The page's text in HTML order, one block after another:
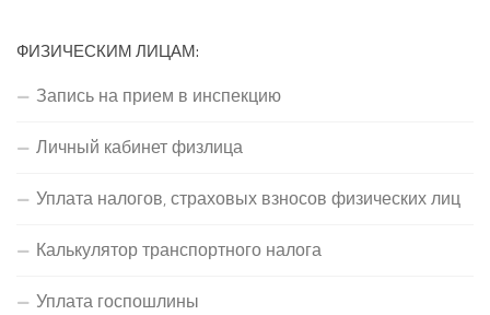
ФИЗИЧЕСКИМ ЛИЦАМ:
Запись на прием в инспекцию
Личный кабинет физлица
Уплата налогов, страховых взносов физических лиц
Калькулятор транспортного налога
Уплата госпошлины